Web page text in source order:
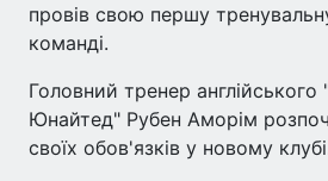
провів свою першу
команді.
Головний тренер
Юнайтед" Рубен Аморім
своїх обов'язків у новому